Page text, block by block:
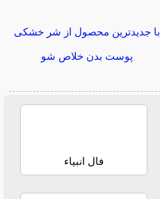
با جدیدترین محصول از شر خشکی
پوست بدن خلاص شو
فال انبیاء